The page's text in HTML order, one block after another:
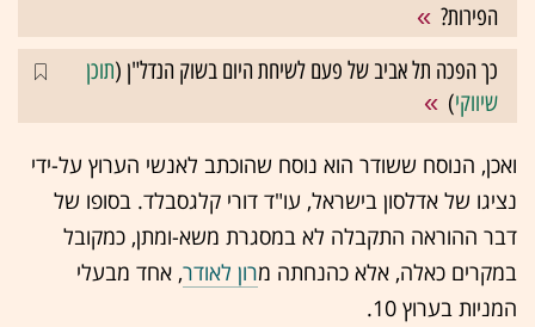
הפירות?
כך הפכה תל אביב של פעם לשיחת היום בשוק הנדל"ן (תוכן
שיווקי)
ואכן, הנוסח ששודר הוא נוסח שהוכתב לאנשי הערוץ על-ידי
נציגו של אדלסון בישראל, עו"ד דורי קלגסבלד. בסופו של
דבר ההוראה התקבלה לא במסגרת משא-ומתן, כמקובל
במקרים כאלה, אלא כהנחתה מרון לאודר, אחד מבעלי
המניות בערוץ 10.